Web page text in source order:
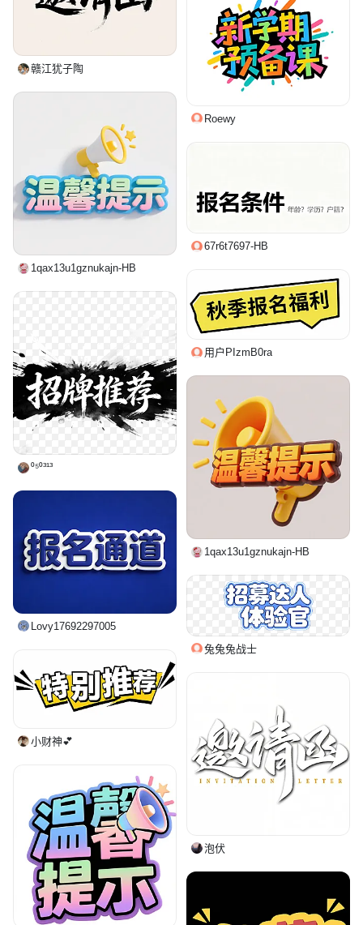
赣江犹子陶
Roewy
1qax13u1gznukajn-HB
67r6t7697-HB
用户PIzmB0ra
⁰⁵⁰³¹³
1qax13u1gznukajn-HB
Lovy17692297005
兔兔兔战士
小财神💕
泡伏